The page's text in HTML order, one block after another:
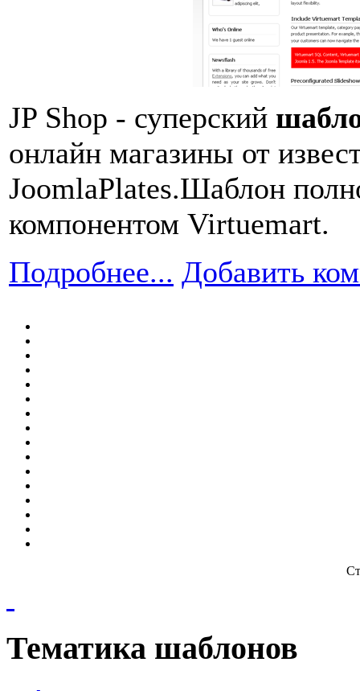
JP Shop - суперский
онлайн магазины от
JoomlaPlates.Шаблон
компонентом Virtuemart.
Подробнее... Добавить
Тематика шаблонов